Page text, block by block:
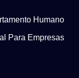
Humano
Para Empresas